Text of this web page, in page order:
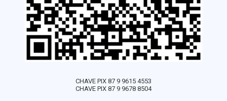
CHAVE PIX 87 9 9615 4553
CHAVE PIX 87 9 9678 8504